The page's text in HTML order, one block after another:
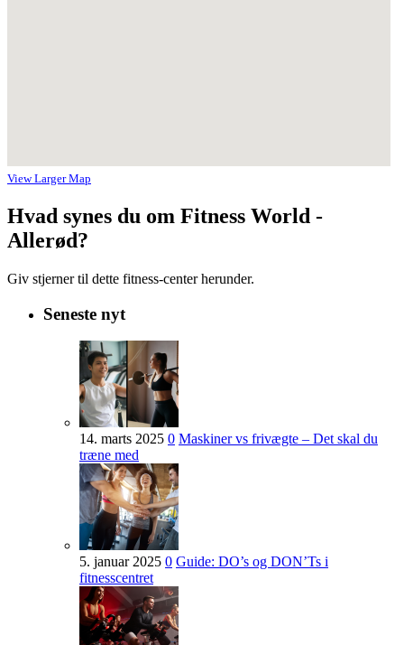
View Larger Map
Hvad synes du om Fitness World -
Allerød?
Giv stjerner til dette fitness-center herunder.
Seneste nyt
14. marts 2025 0 Maskiner vs frivægte – Det skal du
træne med
5. januar 2025 0 Guide: DO’s og DON’Ts i
fitnesscentret